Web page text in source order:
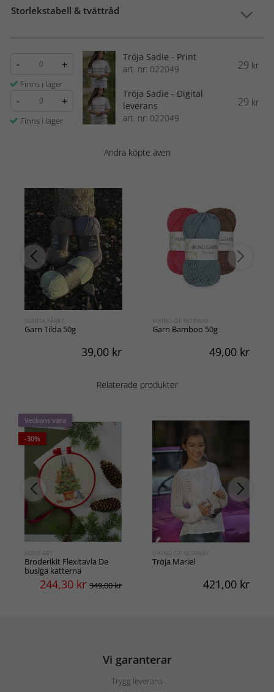
Storlekstabell & tvättråd
- +
Finns i lager
Tröja Sadie - Print
art. nr: 022049
29 kr
- +
Finns i lager
Tröja Sadie - Digital
leverans
art. nr: 022049
29 kr
Andra köpte även
SVARTA FÅRET
Garn Tilda 50g
39,00 kr
VIKING OF NORWAY
Garn Bamboo 50g
49,00 kr
Relaterade produkter
Veckans vara
-30%
ABRIS ART
Broderikit Flexitavla De
busiga katterna
244,30 kr 349,00 kr
VIKING OF NORWAY
Tröja Mariel
421,00 kr
Vi garanterar
Trygg leverans